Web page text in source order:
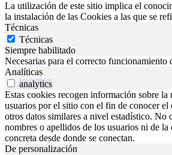
La utilización de este sitio implica el
la instalación de las Cookies a las que se
Técnicas
Técnicas
Siempre habilitado
Necesarias para el correcto funcionamiento
Analíticas
analytics
Estas cookies recogen información sobre la
usuarios por el sitio con el fin de conocer el
otros datos similares a nivel estadístico. No
nombres o apellidos de los usuarios ni de la
concreta desde donde se conectan.
De personalización